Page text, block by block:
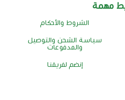
مهمة
الشروط والأحكام
سياسة الشحن والتوصيل
والمدفوعات
إنضم لفريقنا